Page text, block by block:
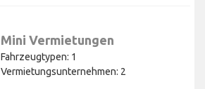
Mini Vermietungen
Fahrzeugtypen: 1
Vermietungsunternehmen: 2